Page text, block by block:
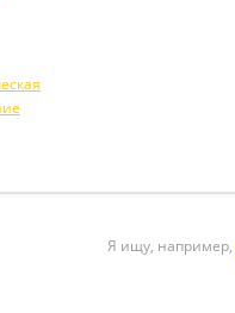
Я ищу, например,